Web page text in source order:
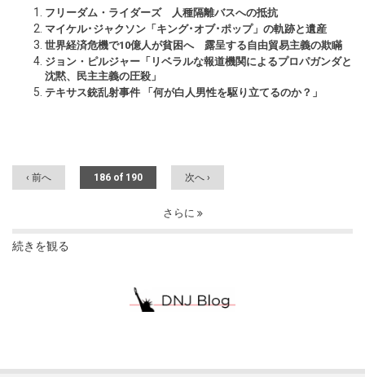
フリーダム・ライダーズ 人種隔離バスへの抵抗
マイケル･ジャクソン「キング･オブ･ポップ」の軌跡と遺産
世界経済危機で10億人が貧困へ 露呈する自由貿易主義の欺瞞
ジョン・ピルジャー「リベラルな報道機関によるプロパガンダと
沈黙、民主主義の圧殺」
テキサス銃乱射事件 「何が白人男性を駆り立てるのか？」
‹ 前へ 186 of 190 次へ ›
さらに
続きを観る